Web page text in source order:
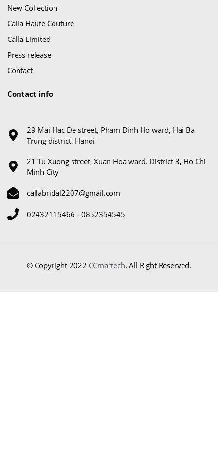
New Collection
Calla Haute Couture
Calla Limited
Press release
Contact
Contact info
29 Mai Hac De street, Pham Dinh Ho ward, Hai Ba
Trung district, Hanoi
21 Tu Xuong street, Xuan Hoa ward, District 3, Ho Chi
Minh City
callabridal2207@gmail.com
02432115466 - 0852354545
© Copyright 2022 CCmartech. All Right Reserved.